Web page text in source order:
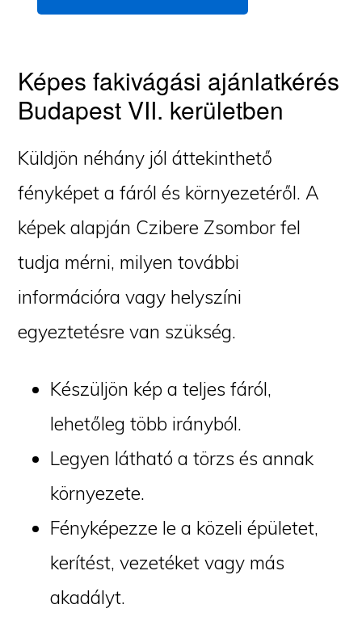
Képes fakivágási ajánlatkérés
Budapest VII. kerületben
Küldjön néhány jól áttekinthető
fényképet a fáról és környezetéről. A
képek alapján Czibere Zsombor fel
tudja mérni, milyen további
információra vagy helyszíni
egyeztetésre van szükség.
Készüljön kép a teljes fáról,
lehetőleg több irányból.
Legyen látható a törzs és annak
környezete.
Fényképezze le a közeli épületet,
kerítést, vezetéket vagy más
akadályt.